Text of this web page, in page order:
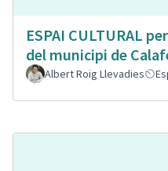
ESPAI CULTURAL
del municipi de
Albert Roig Llevadies